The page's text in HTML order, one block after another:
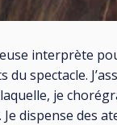
interprète
du spectacle.
je
dispense des